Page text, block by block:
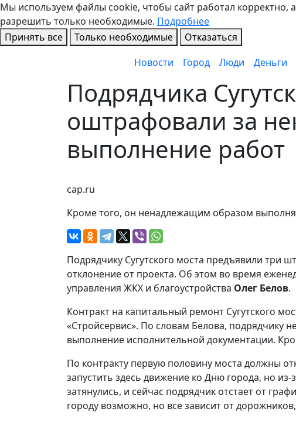
Мы используем файлы cookie, чтобы сайт работал корректно,
разрешить только необходимые. Подробнее
Принять все
Только необходимые
Отказаться
Новости
Город Люди Деньги
Подрядчика
оштрафовали за
выполнение работ
cap.ru
Кроме того, он ненадлежащим образом
Подрядчику Сугутского моста предъявили три
отклонение от проекта. Об этом во время
управления ЖКХ и благоустройства Олег Белов.
Контракт на капитальный ремонт Сугутского
«Стройсервис». По словам Белова, подрядчику
выполнение исполнительной документации.
По контракту первую половину моста должны
запустить здесь движение ко Дню города, но
затянулись, и сейчас подрядчик отстает от
городу возможно, но все зависит от